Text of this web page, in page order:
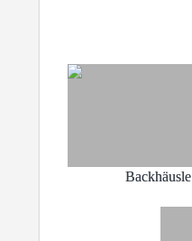
Backhäusle